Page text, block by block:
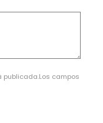
publicada.Los campos